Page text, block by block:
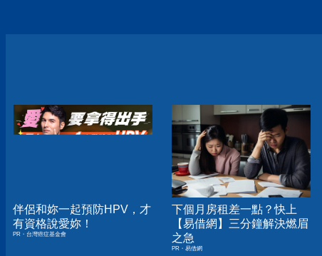
伴侶和妳一起預防HPV，才
有資格說愛妳！
PR・台灣癌症基金會
下個月房租差一點？快上
【易借網】三分鐘解決燃眉
之急
PR・易借網